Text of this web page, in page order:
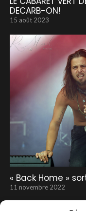
DECARB-ON!
15 août 2023
« Back Home »
11 novembre 2022